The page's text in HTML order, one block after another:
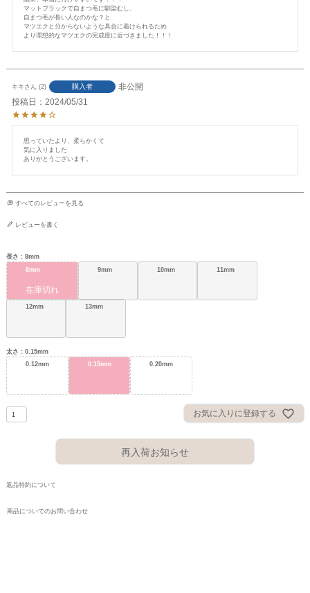
マットブラックで自まつ毛に馴染むし、
自まつ毛が長い人なのかな？と
マツエクと分からないような具合に着けられるため
より理想的なマツエクの完成度に近づきました！！！
キキ 2 購入者
非公開
投稿日
2024/05/31
思っていたより、柔らかくて
気に入りました
ありがとうございます。
すべてのレビューを見る
レビューを書く
長さ
8mm
8mm
在庫切れ
9mm 10mm 11mm
12mm 13mm
太さ
0.15mm
0.12mm
0.15mm 0.20mm
お気に入りに登録する
再入荷お知らせ
返品特約について
商品についてのお問い合わせ